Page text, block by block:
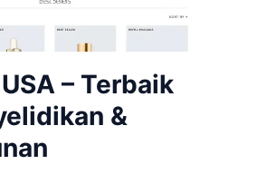
USA – Terbaik
&